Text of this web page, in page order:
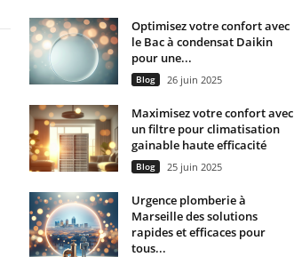
Optimisez votre confort avec
le Bac à condensat Daikin
pour une...
Blog 26 juin 2025
Maximisez votre confort avec
un filtre pour climatisation
gainable haute efficacité
Blog 25 juin 2025
Urgence plomberie à
Marseille des solutions
rapides et efficaces pour
tous...